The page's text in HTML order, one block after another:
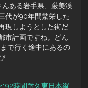
ある岩手県、厳美渓
代が90年間繁栄した
現しようとした街だ
市計画ですね。どん
で行く途中にあるの
…
時間耐久東日本縦